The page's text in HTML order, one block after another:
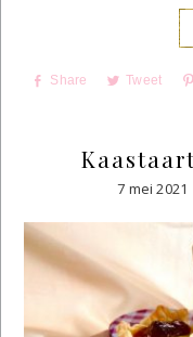
Share Tweet
7 mei 2021